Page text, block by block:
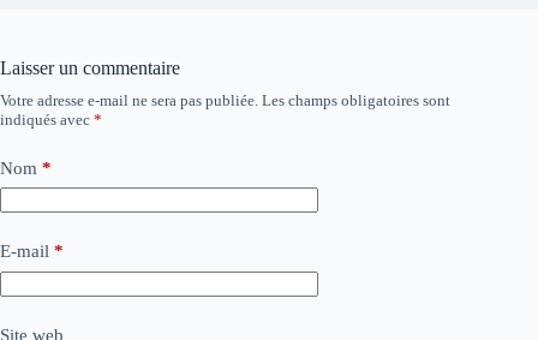
Laisser un commentaire
Votre adresse e-mail ne sera pas publiée. Les champs obligatoires sont
indiqués avec *
Nom *
E-mail *
Site web